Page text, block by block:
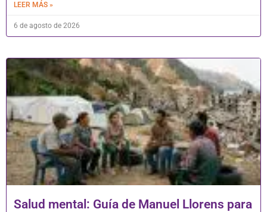
LEER MÁS »
6 de agosto de 2026
Salud mental: Guía de Manuel Llorens para